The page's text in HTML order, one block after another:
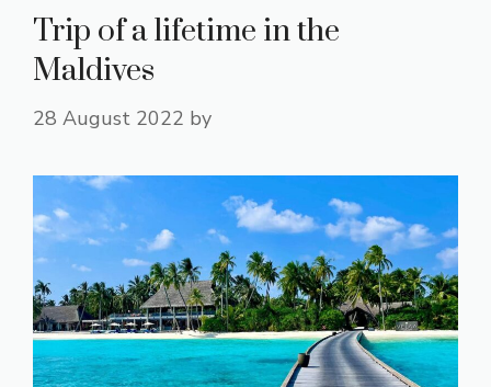
Trip of a lifetime in the
Maldives
28 August 2022 by